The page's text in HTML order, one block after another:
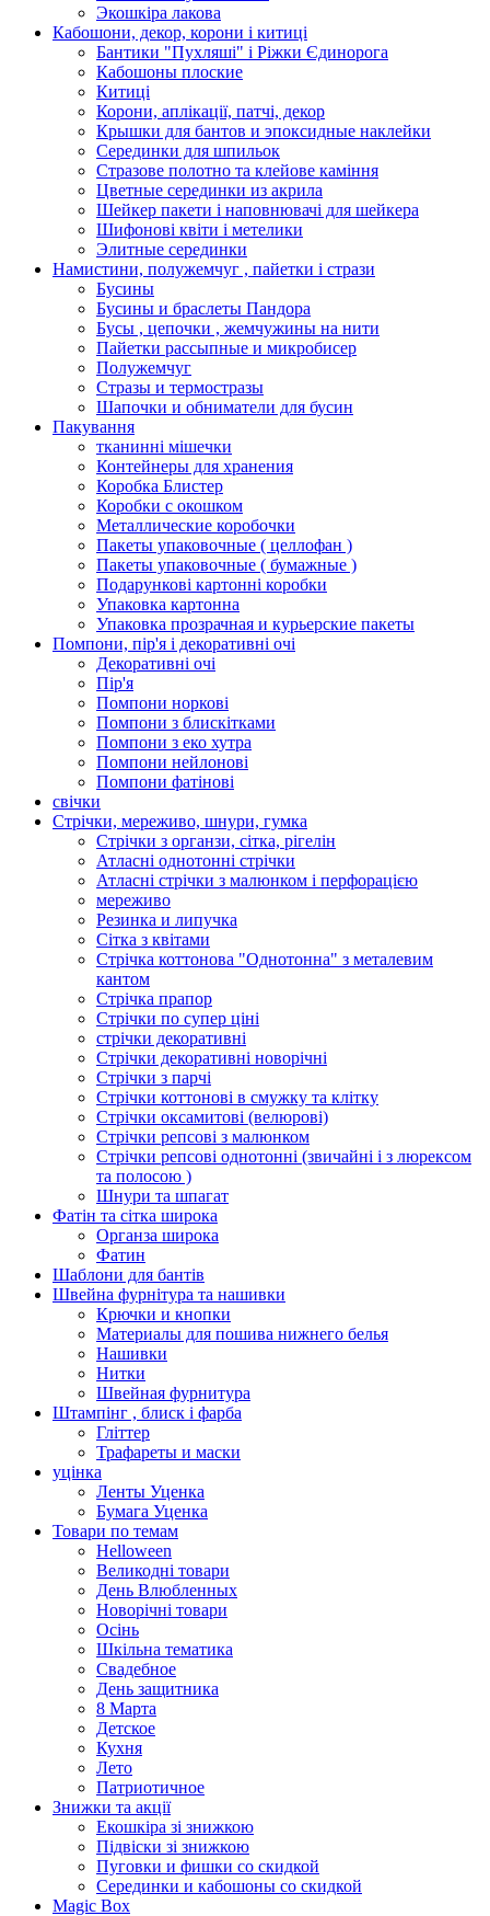
Экошкiра лакова
Кабошони, декор, корони і китиці
Бантики "Пухляші" і Ріжки Єдинорога
Кабошоны плоские
Китиці
Корони, аплікації, патчі, декор
Крышки для бантов и эпоксидные наклейки
Серединки для шпильок
Стразове полотно та клейове каміння
Цветные серединки из акрила
Шейкер пакети і наповнювачі для шейкера
Шифонові квіти і метелики
Элитные серединки
Намистини, полужемчуг , пайетки і стрази
Бусины
Бусины и браслеты Пандора
Бусы , цепочки , жемчужины на нити
Пайетки рассыпные и микробисер
Полужемчуг
Стразы и термостразы
Шапочки и обниматели для бусин
Пакування
тканинні мішечки
Контейнеры для хранения
Коробка Блистер
Коробки с окошком
Металлические коробочки
Пакеты упаковочные ( целлофан )
Пакеты упаковочные ( бумажные )
Подарункові картонні коробки
Упаковка картонна
Упаковка прозрачная и курьерские пакеты
Помпони, пір'я і декоративні очі
Декоративні очі
Пір'я
Помпони норкові
Помпони з блискітками
Помпони з еко хутра
Помпони нейлонові
Помпони фатінові
свічки
Стрічки, мереживо, шнури, гумка
Стрічки з органзи, сітка, рігелін
Атласні однотонні стрічки
Атласні стрічки з малюнком і перфорацією
мереживо
Резинка и липучка
Сітка з квітами
Стрічка коттонова "Однотонна" з металевим
кантом
Стрічка прапор
Стрічки по супер ціні
стрічки декоративні
Стрічки декоративні новорічні
Стрічки з парчі
Стрічки коттонові в смужку та клітку
Стрічки оксамитові (велюрові)
Стрічки репсові з малюнком
Стрічки репсові однотонні (звичайні і з люрексом
та полосою )
Шнури та шпагат
Фатін та сітка широка
Органза широка
Фатин
Шаблони для бантів
Швейна фурнітура та нашивки
Крючки и кнопки
Материалы для пошива нижнего белья
Нашивки
Нитки
Швейная фурнитура
Штампінг , блиск і фарба
Гліттер
Трафареты и маски
уцінка
Ленты Уценка
Бумага Уценка
Товари по темам
Helloween
Великодні товари
День Влюбленных
Новорічні товари
Осінь
Шкільна тематика
Свадебное
День защитника
8 Марта
Детское
Кухня
Лето
Патриотичное
Знижки та акції
Екошкіра зі знижкою
Підвіски зі знижкою
Пуговки и фишки со скидкой
Серединки и кабошоны со скидкой
Magic Box